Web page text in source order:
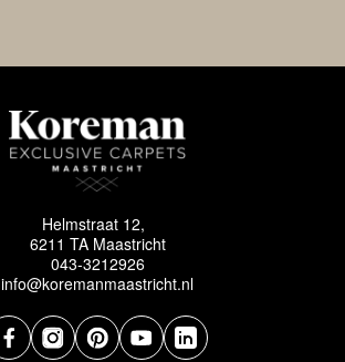
Helmstraat 12,
6211 TA Maastricht
043-3212926
info@koremanmaastricht.nl